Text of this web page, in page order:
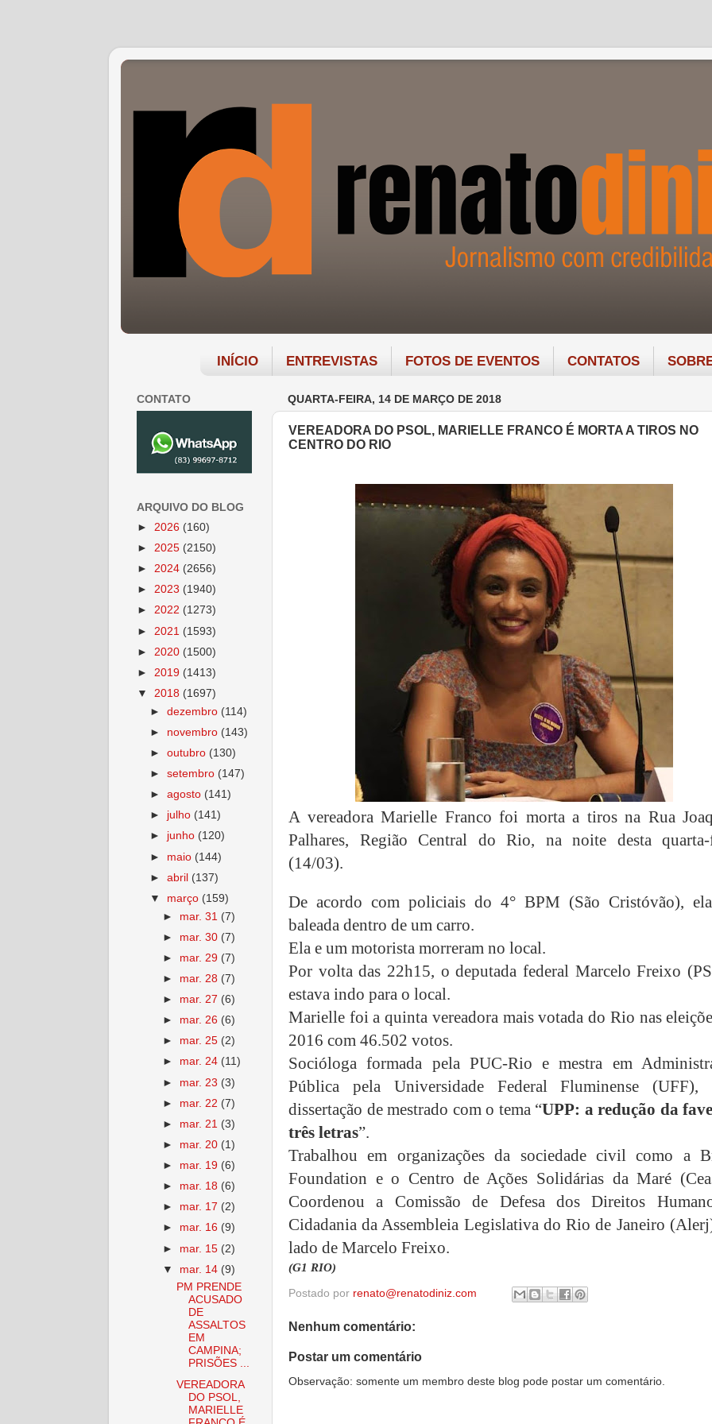
INÍCIO ENTREVISTAS FOTOS DE EVENTOS CONTATOS
QUARTA-FEIRA, 14 DE MARÇO DE 2018
VEREADORA DO PSOL, MARIELLE FRANCO É MORTA A TIROS NO
CENTRO DO RIO
A vereadora Marielle Franco foi morta a tiros na Rua
Palhares, Região Central do Rio, na noite desta quarta-
(14/03).
De acordo com policiais do 4° BPM (São Cristóvão),
baleada dentro de um carro.
Ela e um motorista morreram no local.
Por volta das 22h15, o deputada federal Marcelo Freixo
estava indo para o local.
Marielle foi a quinta vereadora mais votada do Rio nas
2016 com 46.502 votos.
Socióloga formada pela PUC-Rio e mestra em
Pública pela Universidade Federal Fluminense (UFF),
dissertação de mestrado com o tema “UPP: a redução da
três letras”.
Trabalhou em organizações da sociedade civil como a
Foundation e o Centro de Ações Solidárias da Maré
Coordenou a Comissão de Defesa dos Direitos
Cidadania da Assembleia Legislativa do Rio de Janeiro
lado de Marcelo Freixo.
(G1 RIO)
Postado por renato@renatodiniz.com
Nenhum comentário:
Postar um comentário
Observação: somente um membro deste blog pode postar um comentário.
CONTATO
ARQUIVO DO BLOG
► 2026 (160)
► 2025 (2150)
► 2024 (2656)
► 2023 (1940)
► 2022 (1273)
► 2021 (1593)
► 2020 (1500)
► 2019 (1413)
▼ 2018 (1697)
►dezembro (114)
► novembro (143)
►outubro (130)
►setembro (147)
►agosto (141)
► julho (141)
► junho (120)
► maio (144)
►abril (137)
▼ março (159)
► mar. 31 (7)
► mar. 30 (7)
► mar. 29 (7)
► mar. 28 (7)
► mar. 27 (6)
► mar. 26 (6)
► mar. 25 (2)
► mar. 24 (11)
► mar. 23 (3)
► mar. 22 (7)
► mar. 21 (3)
► mar. 20 (1)
► mar. 19 (6)
► mar. 18 (6)
► mar. 17 (2)
► mar. 16 (9)
► mar. 15 (2)
▼ mar. 14 (9)
PM PRENDE
ACUSADO
DE
ASSALTOS
EM
CAMPINA;
PRISÕES ...
VEREADORA
DO PSOL,
MARIELLE